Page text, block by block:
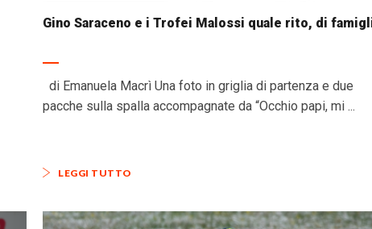
Gino Saraceno e i Trofei Malossi quale rito, di
di Emanuela Macrì Una foto in griglia di partenza e due
pacche sulla spalla accompagnate da “Occhio papi, mi ...
LEGGI TUTTO